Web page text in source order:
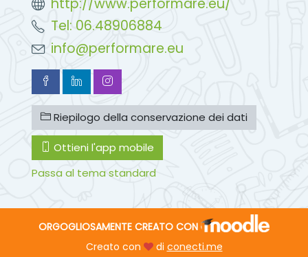
Tel: 06.48906884
info@performare.eu
Riepilogo della conservazione dei dati
Ottieni l'app mobile
Passa al tema standard
ORGOGLIOSAMENTE CREATO CON
Creato con
di conecti.me